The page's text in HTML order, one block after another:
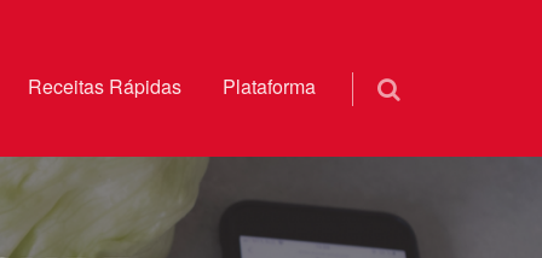
Receitas Rápidas Plataforma